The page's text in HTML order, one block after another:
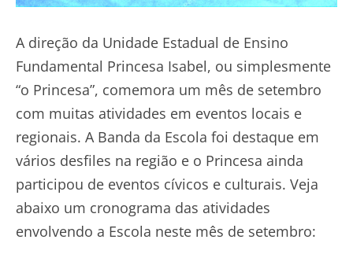
A direção da Unidade Estadual de Ensino
Fundamental Princesa Isabel, ou simplesmente
“o Princesa”, comemora um mês de setembro
com muitas atividades em eventos locais e
regionais. A Banda da Escola foi destaque em
vários desfiles na região e o Princesa ainda
participou de eventos cívicos e culturais. Veja
abaixo um cronograma das atividades
envolvendo a Escola neste mês de setembro: